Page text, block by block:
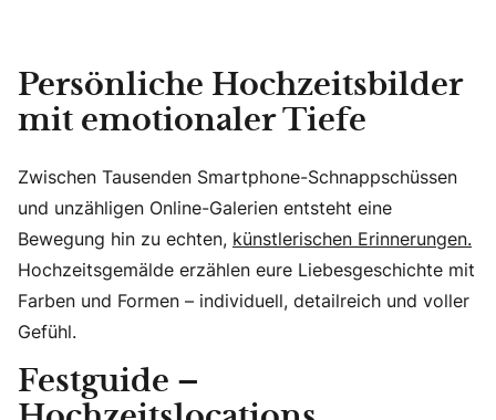
Persönliche Hochzeitsbilder
mit emotionaler Tiefe
Zwischen Tausenden Smartphone-Schnappschüssen
und unzähligen Online-Galerien entsteht eine
Bewegung hin zu echten, künstlerischen Erinnerungen.
Hochzeitsgemälde erzählen eure Liebesgeschichte mit
Farben und Formen – individuell, detailreich und voller
Gefühl.
Festguide –